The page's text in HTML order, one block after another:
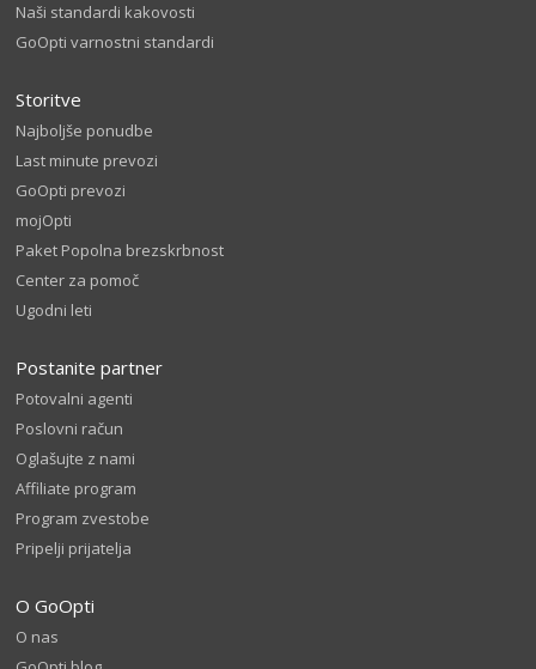
Naši standardi kakovosti
GoOpti varnostni standardi
Storitve
Najboljše ponudbe
Last minute prevozi
GoOpti prevozi
mojOpti
Paket Popolna brezskrbnost
Center za pomoč
Ugodni leti
Postanite partner
Potovalni agenti
Poslovni račun
Oglašujte z nami
Affiliate program
Program zvestobe
Pripelji prijatelja
O GoOpti
O nas